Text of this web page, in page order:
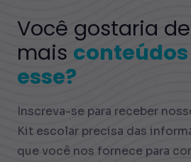
Você gostaria
mais
esse?
Inscreva-se para receber
Kit escolar precisa das
que você nos fornece para